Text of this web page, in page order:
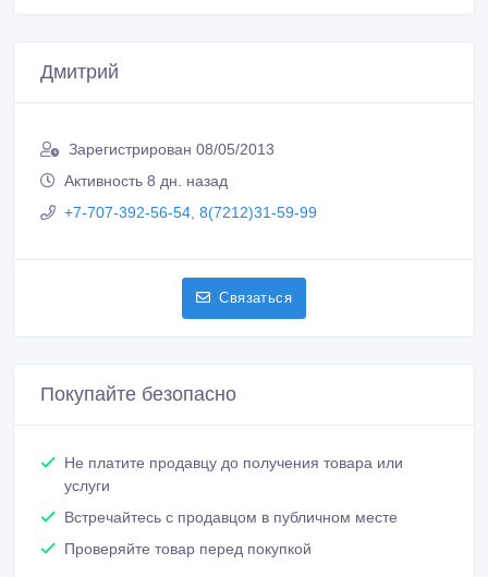
Дмитрий
Зарегистрирован 08/05/2013
Активность 8 дн. назад
+7-707-392-56-54, 8(7212)31-59-99
Связаться
Покупайте безопасно
Не платите продавцу до получения товара или
услуги
Встречайтесь с продавцом в публичном месте
Проверяйте товар перед покупкой